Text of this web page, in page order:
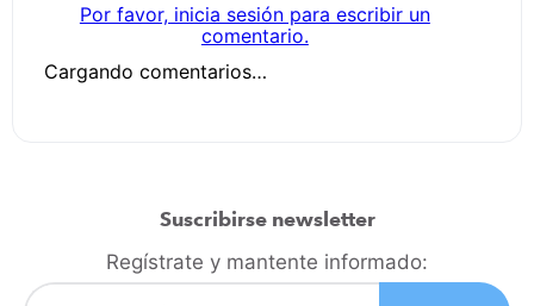
Por favor, inicia sesión para escribir un
comentario.
Cargando comentarios…
Suscribirse newsletter
Regístrate y mantente informado: